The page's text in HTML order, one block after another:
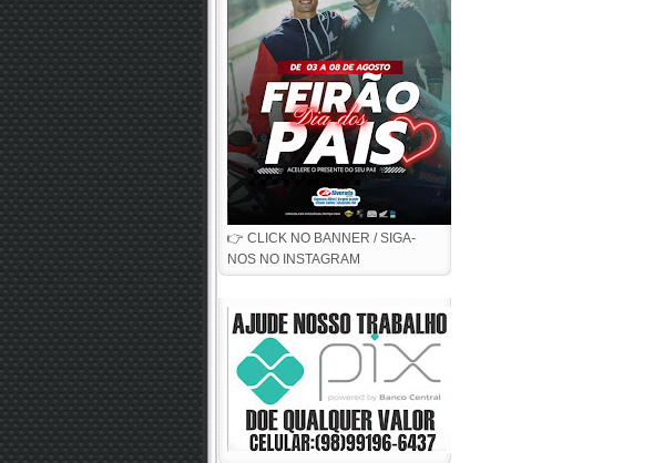
👉 CLICK NO BANNER / SIGA-
NOS NO INSTAGRAM